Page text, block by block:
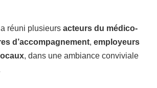
réuni plusieurs acteurs du médico-
d’accompagnement, employeurs
, dans une ambiance conviviale